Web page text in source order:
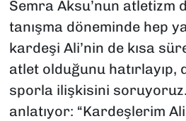
Semra Aksu’nun atletizm
tanışma döneminde hep
kardeşi Ali’nin de kısa
atlet olduğunu
sporla ilişkisini
anlatıyor: “Kardeşlerim